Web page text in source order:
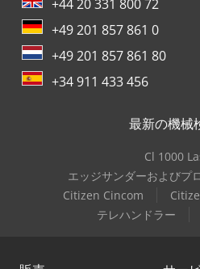
+44 20 331 800 72
+49 201 857 861 0
+49 201 857 861 80
+34 911 433 456
最新の機械
Cl 1000
エッジサンダーおよびプ
Citizen Cincom
テレハンドラー